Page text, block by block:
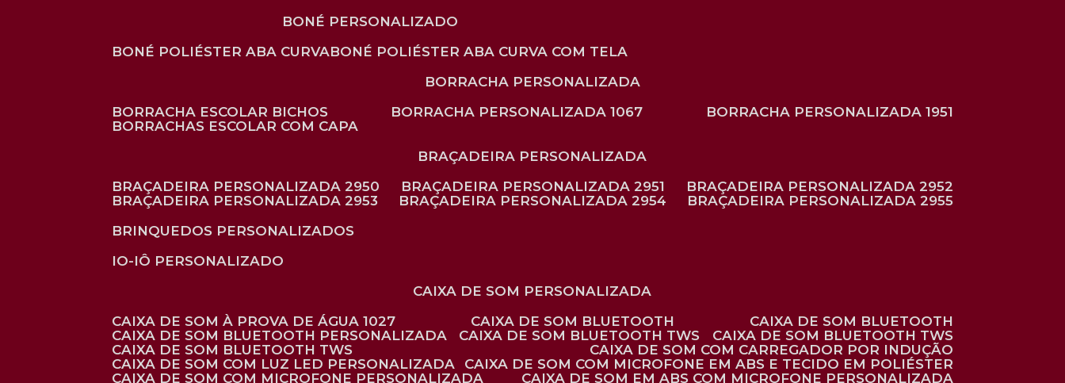
BONÉ PERSONALIZADO
BONÉ POLIÉSTER ABA CURVA
BONÉ POLIÉSTER ABA CURVA COM TELA
BORRACHA PERSONALIZADA
BORRACHA ESCOLAR BICHOS
BORRACHA PERSONALIZADA 1067
BORRACHA PERSONALIZADA 1951
BORRACHAS ESCOLAR COM CAPA
BRAÇADEIRA PERSONALIZADA
BRAÇADEIRA PERSONALIZADA 2950
BRAÇADEIRA PERSONALIZADA 2951
BRAÇADEIRA PERSONALIZADA 2952
BRAÇADEIRA PERSONALIZADA 2953
BRAÇADEIRA PERSONALIZADA 2954
BRAÇADEIRA PERSONALIZADA 2955
BRINQUEDOS PERSONALIZADOS
IO-IÔ PERSONALIZADO
CAIXA DE SOM PERSONALIZADA
CAIXA DE SOM À PROVA DE ÁGUA 1027
CAIXA DE SOM BLUETOOTH
CAIXA DE SOM BLUETOOTH
CAIXA DE SOM BLUETOOTH PERSONALIZADA
CAIXA DE SOM BLUETOOTH TWS
CAIXA DE SOM BLUETOOTH TWS
CAIXA DE SOM BLUETOOTH TWS
CAIXA DE SOM COM CARREGADOR POR INDUÇÃO
CAIXA DE SOM COM LUZ LED PERSONALIZADA
CAIXA DE SOM COM MICROFONE EM ABS E TECIDO EM POLIÉSTER
CAIXA DE SOM COM MICROFONE PERSONALIZADA
CAIXA DE SOM EM ABS COM MICROFONE PERSONALIZADA